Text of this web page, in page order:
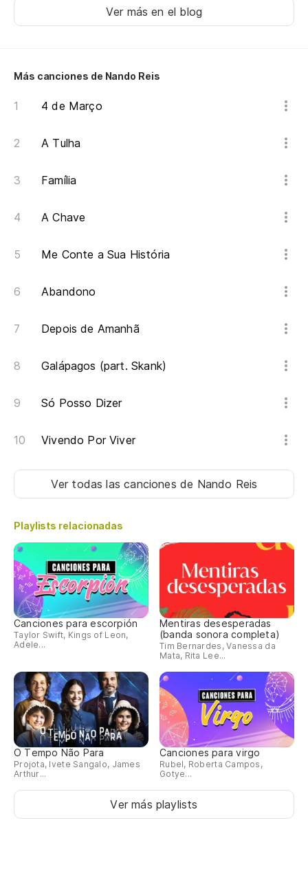
Ver más en el blog
Más canciones de Nando Reis
4 de Março
A Tulha
Família
A Chave
Me Conte a Sua História
Abandono
Depois de Amanhã
Galápagos (part. Skank)
Só Posso Dizer
Vivendo Por Viver
Ver todas las canciones de Nando Reis
Playlists relacionadas
Canciones para escorpión
Taylor Swift, Kings of Leon,
Adele...
Mentiras desesperadas
(banda sonora completa)
Tim Bernardes, Vanessa da
Mata, Rita Lee...
O Tempo Não Para
Projota, Ivete Sangalo, James
Arthur...
Canciones para virgo
Rubel, Roberta Campos,
Gotye...
Ver más playlists